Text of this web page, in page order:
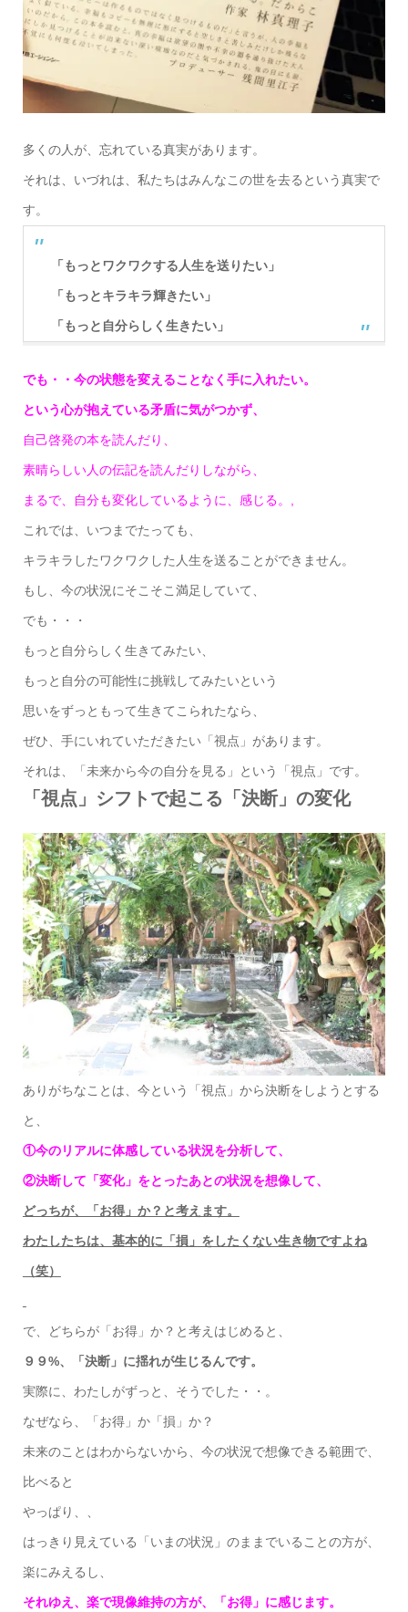
多くの人が、忘れている真実があります。
それは、いづれは、私たちはみんなこの世を去るという真実で
す。
「もっとワクワクする人生を送りたい」
「もっとキラキラ輝きたい」
「もっと自分らしく生きたい」
でも・・今の状態を変えることなく手に入れたい。
という心が抱えている矛盾に気がつかず、
自己啓発の本を読んだり、
素晴らしい人の伝記を読んだりしながら、
まるで、自分も変化しているように、感じる。,
これでは、いつまでたっても、
キラキラしたワクワクした人生を送ることができません。
もし、今の状況にそこそこ満足していて、
でも・・・
もっと自分らしく生きてみたい、
もっと自分の可能性に挑戦してみたいという
思いをずっともって生きてこられたなら、
ぜひ、手にいれていただきたい「視点」があります。
それは、「未来から今の自分を見る」という「視点」です。
「視点」シフトで起こる「決断」の変化
ありがちなことは、今という「視点」から決断をしようとする
と、
①今のリアルに体感している状況を分析して、
②決断して「変化」をとったあとの状況を想像して、
どっちが、「お得」か？と考えます。
わたしたちは、基本的に「損」をしたくない生き物ですよね
（笑）
で、どちらが「お得」か？と考えはじめると、
９９%、「決断」に揺れが生じるんです。
実際に、わたしがずっと、そうでした・・。
なぜなら、「お得」か「損」か？
未来のことはわからないから、今の状況で想像できる範囲で、
比べると
やっぱり、、
はっきり見えている「いまの状況」のままでいることの方が、
楽にみえるし、
それゆえ、楽で現像維持の方が、「お得」に感じます。